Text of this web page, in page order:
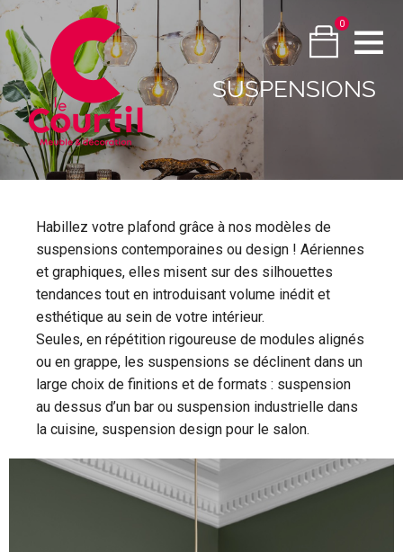
0
SUSPENSIONS
Habillez votre plafond grâce à nos modèles de
suspensions contemporaines ou design ! Aériennes
et graphiques, elles misent sur des silhouettes
tendances tout en introduisant volume inédit et
esthétique au sein de votre intérieur.
Seules, en répétition rigoureuse de modules alignés
ou en grappe, les suspensions se déclinent dans un
large choix de finitions et de formats : suspension
au dessus d’un bar ou suspension industrielle dans
la cuisine, suspension design pour le salon.